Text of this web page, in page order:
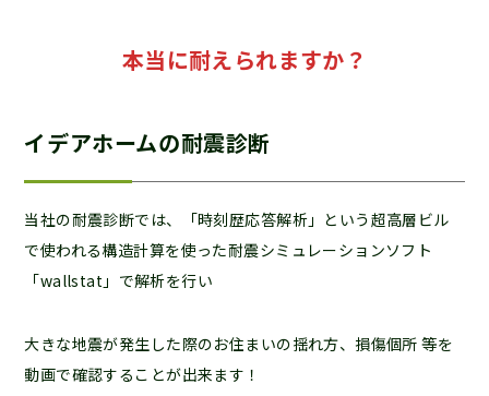
本当に耐えられますか？
イデアホームの耐震診断
当社の耐震診断では、「時刻歴応答解析」という超高層ビル
で使われる構造計算を使った耐震シミュレーションソフト
「wallstat」で解析を行い
大きな地震が発生した際のお住まいの揺れ方、損傷個所 等を
動画で確認することが出来ます！